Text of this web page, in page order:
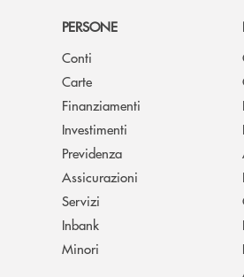
PERSONE
Conti
Carte
Finanziamenti
Investimenti
Previdenza
Assicurazioni
Servizi
Inbank
Minori